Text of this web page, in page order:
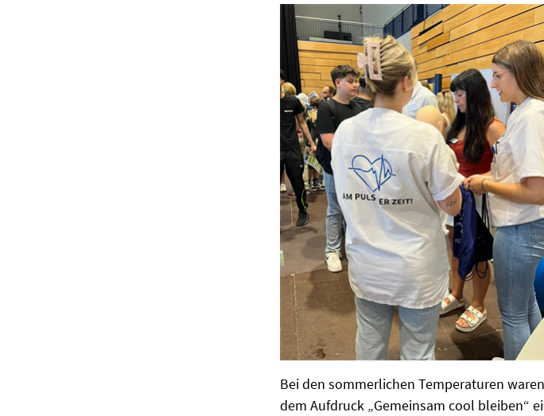
Bei den sommerlichen Temperaturen
dem Aufdruck „Gemeinsam cool bleiben“